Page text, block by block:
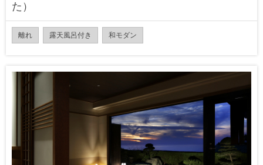
た）
離れ 露天風呂付き 和モダン